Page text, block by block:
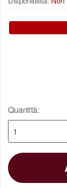
Quantità: